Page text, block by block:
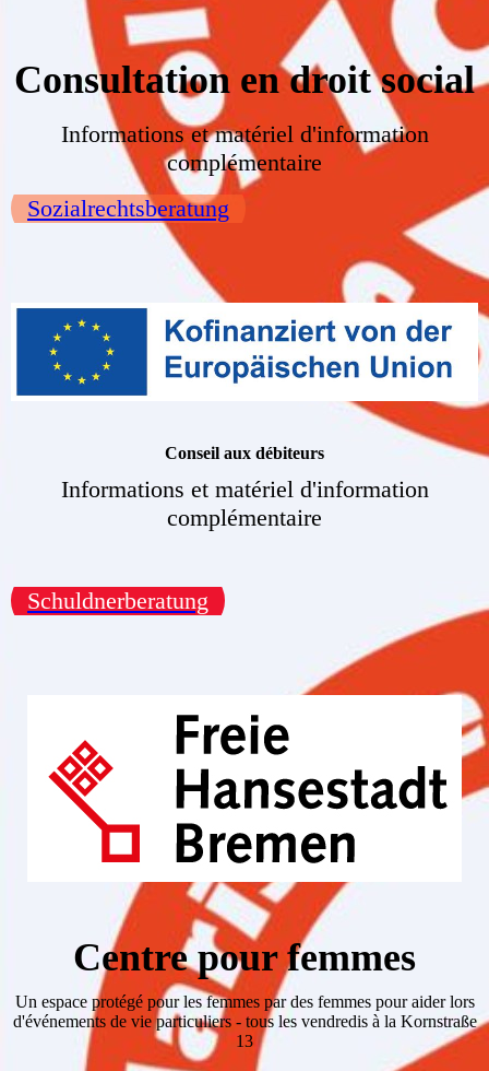
Consultation en droit social
Informations et matériel d'information
complémentaire
Sozialrechtsberatung
Conseil aux débiteurs
Informations et matériel d'information
complémentaire
Schuldnerberatung
Centre pour femmes
Un espace protégé pour les femmes par des femmes pour aider lors
d'événements de vie particuliers - tous les vendredis à la Kornstraße
13